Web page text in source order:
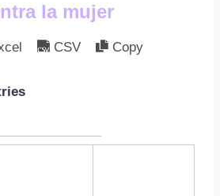
la mujer
CSV
Copy